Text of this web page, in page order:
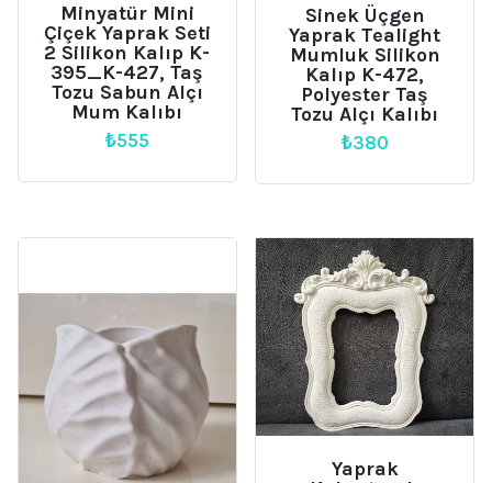
Minyatür Mini
Çiçek Yaprak Seti
2 Silikon Kalıp K-
395_K-427, Taş
Tozu Sabun Alçı
Mum Kalıbı
₺555
Sinek Üçgen
Yaprak Tealight
Mumluk Silikon
Kalıp K-472,
Polyester Taş
Tozu Alçı Kalıbı
₺380
Yaprak